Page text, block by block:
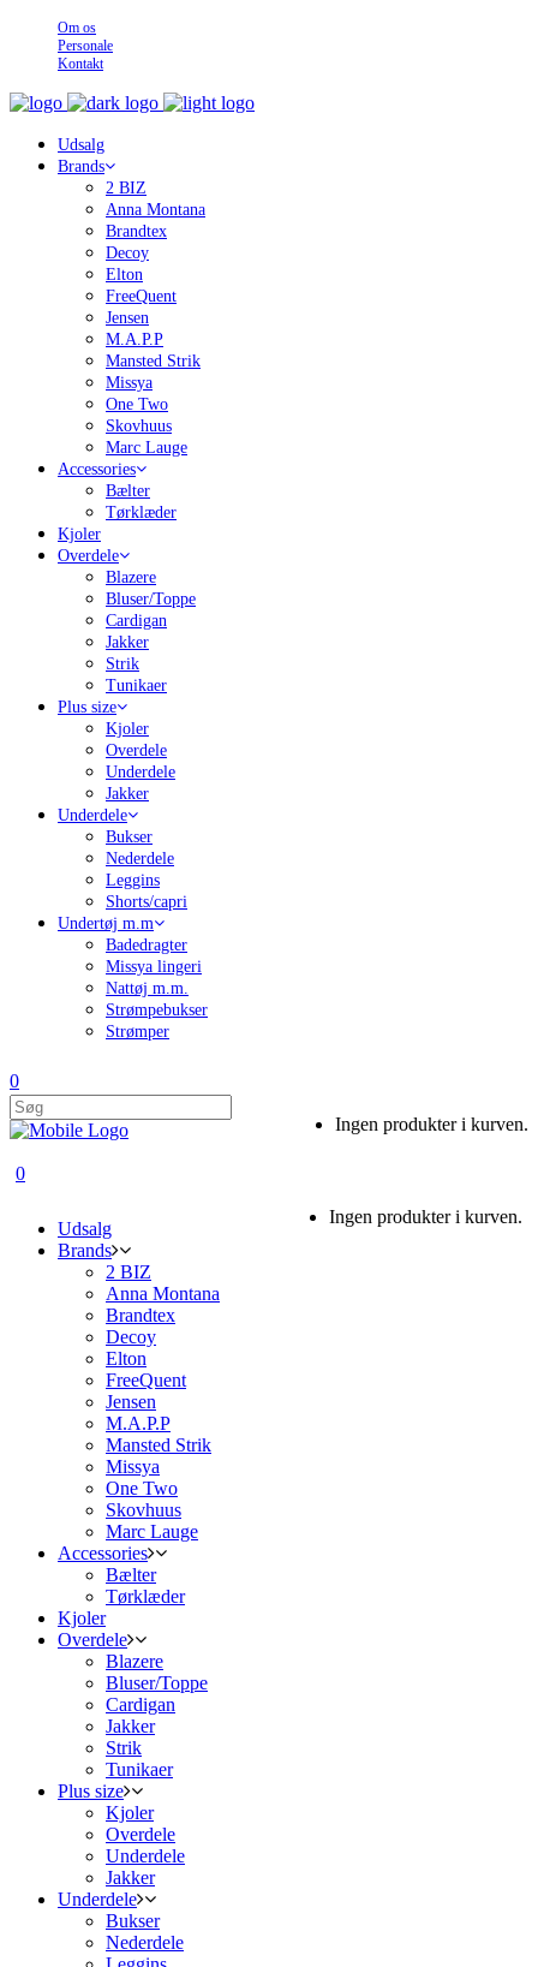
Om os
Personale
Kontakt
Udsalg
Brands
2 BIZ
Anna Montana
Brandtex
Decoy
Elton
FreeQuent
Jensen
M.A.P.P
Mansted Strik
Missya
One Two
Skovhuus
Marc Lauge
Accessories
Bælter
Tørklæder
Kjoler
Overdele
Blazere
Bluser/Toppe
Cardigan
Jakker
Strik
Tunikaer
Plus size
Kjoler
Overdele
Underdele
Jakker
Underdele
Bukser
Nederdele
Leggins
Shorts/capri
Undertøj m.m
Badedragter
Missya lingeri
Nattøj m.m.
Strømpebukser
Strømper
0
Ingen produkter i kurven.
0
Ingen produkter i kurven.
Udsalg
Brands
2 BIZ
Anna Montana
Brandtex
Decoy
Elton
FreeQuent
Jensen
M.A.P.P
Mansted Strik
Missya
One Two
Skovhuus
Marc Lauge
Accessories
Bælter
Tørklæder
Kjoler
Overdele
Blazere
Bluser/Toppe
Cardigan
Jakker
Strik
Tunikaer
Plus size
Kjoler
Overdele
Underdele
Jakker
Underdele
Bukser
Nederdele